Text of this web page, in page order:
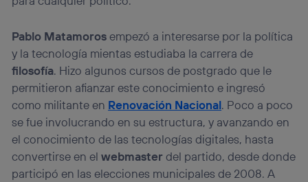
Pablo Matamorosempezó a interesarse por la política
y la tecnología mientas estudiaba la carrera de
filosofía. Hizo algunos cursos de postgrado que le
permitieron afianzar este conocimiento e ingresó
como militante en Renovación Nacional. Poco a poco
se fue involucrando en su estructura, y avanzando en
el conocimiento de las tecnologías digitales, hasta
convertirse en elwebmasterdel partido, desde donde
participó en las elecciones municipales de 2008. A